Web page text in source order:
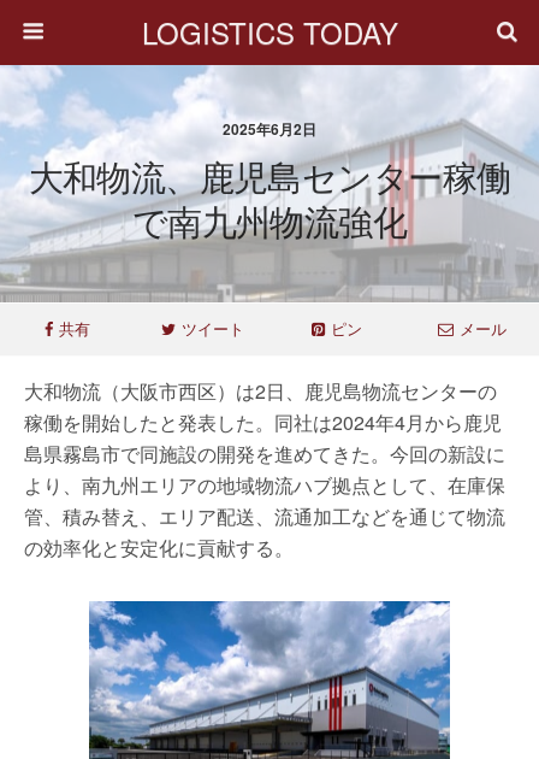
LOGISTICS TODAY
2025年6月2日
大和物流、鹿児島センター稼働
で南九州物流強化
共有 ツイート ピン メール
大和物流（大阪市西区）は2日、鹿児島物流センターの
稼働を開始したと発表した。同社は2024年4月から鹿児
島県霧島市で同施設の開発を進めてきた。今回の新設に
より、南九州エリアの地域物流ハブ拠点として、在庫保
管、積み替え、エリア配送、流通加工などを通じて物流
の効率化と安定化に貢献する。